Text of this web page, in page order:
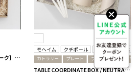
ボディケアセット/2種類［ナルーク］ スプリングエフェメラル
モヘイム クチポール リンド ディーエヌ
カトラリー プレート プレイスマット マ
TABLE COORDINATE BOX / NEUTRAL / ホワイトゴールド